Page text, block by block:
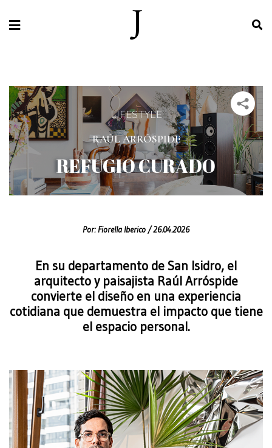
LIFESTYLE
RAÚL ARRÓSPIDE
REFUGIO CURADO
Por:Fiorella Iberico /26.04.2026
En su departamento de San Isidro, el
arquitecto y paisajista Raúl Arróspide
convierte el diseño en una experiencia
cotidiana que demuestra el impacto que tiene
el espacio personal.